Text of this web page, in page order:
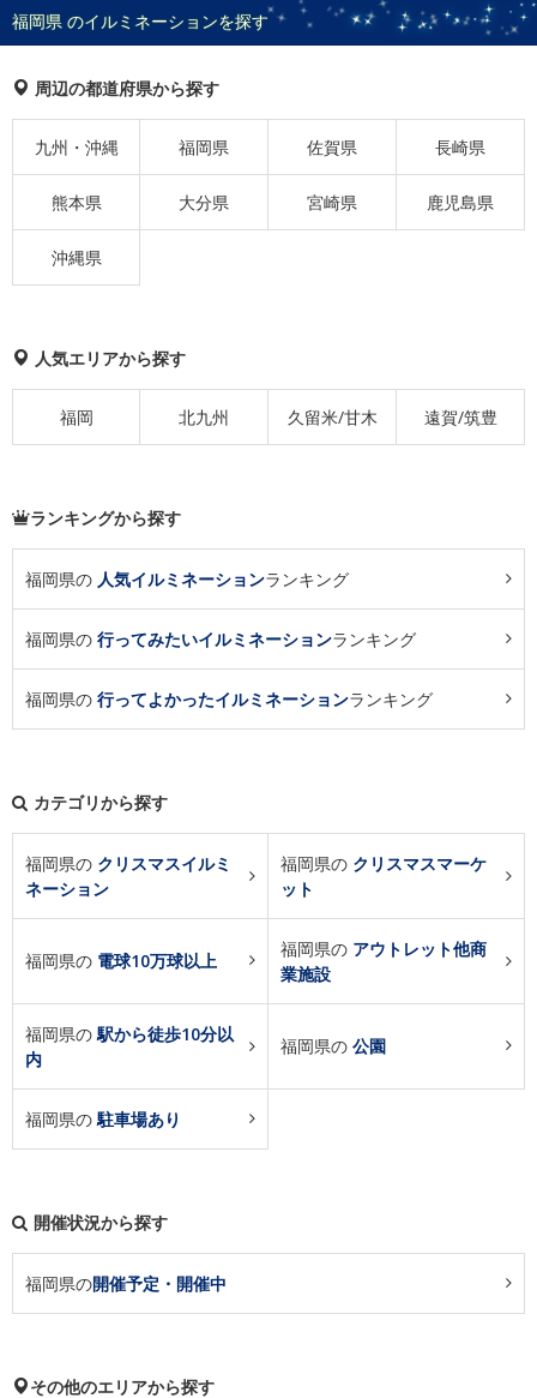
福岡県 のイルミネーションを探す
周辺の都道府県から探す
九州・沖縄 福岡県 佐賀県 長崎県
熊本県 大分県 宮崎県 鹿児島県
沖縄県
人気エリアから探す
福岡 北九州 久留米/甘木 遠賀/筑豊
ランキングから探す
福岡県の 人気イルミネーションランキング
福岡県の 行ってみたいイルミネーションランキング
福岡県の 行ってよかったイルミネーションランキング
カテゴリから探す
福岡県の クリスマスイルミ
ネーション
福岡県の クリスマスマーケ
ット
福岡県の 電球10万球以上
福岡県の アウトレット他商
業施設
福岡県の 駅から徒歩10分以
内
福岡県の 公園
福岡県の 駐車場あり
開催状況から探す
福岡県の開催予定・開催中
その他のエリアから探す